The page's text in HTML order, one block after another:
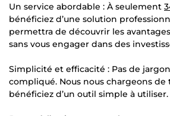
Un service abordable : À seulement
bénéficiez d’une solution
permettra de découvrir les
sans vous engager dans des
Simplicité et efficacité : Pas de
compliqué. Nous nous chargeons de
bénéficiez d’un outil simple à utiliser.